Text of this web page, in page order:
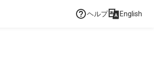
ヘルプ English